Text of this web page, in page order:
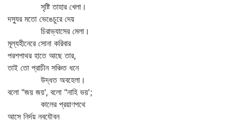
সৃষ্টি তাহার খেলা।
দস্যুর মতো ভেঙেচুরে দেয়
চিরাভ্যাসের মেলা।
মূল্যহীনেরে সোনা করিবার
পরশপাথর হাতে আছে তার,
তাই তো প্রাচীন সঞ্চিত ধনে
উদ্ধত অবহেলা।
বলো "জয় জয়', বলো "নাহি ভয়';
কালের প্রয়াণপথে
আসে নির্দয় নবযৌবন